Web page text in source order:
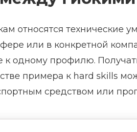
относятся технические
или в конкретной
одному профилю.
примера к hard skills
средством или